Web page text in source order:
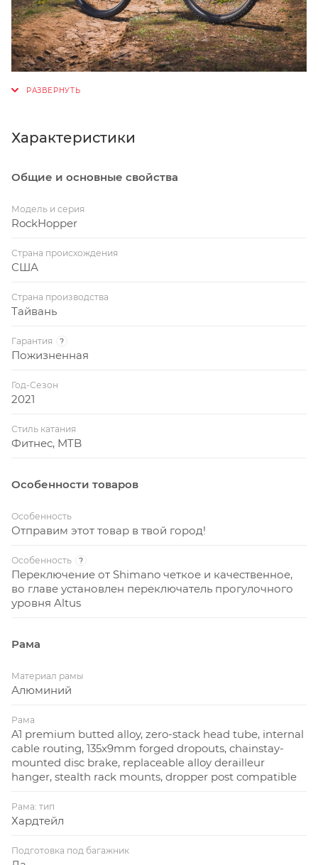
Характеристики
Общие и основные свойства
Модель и серия
RockHopper
Страна происхождения
США
Страна производства
Тайвань
Гарантия ?
Пожизненная
Год-Сезон
2021
Стиль катания
Фитнес, MTB
Особенности товаров
Особенность
Отправим этот товар в твой город!
Особенность ?
Переключение от Shimano четкое и качественное,
во главе установлен переключатель прогулочного
уровня Altus
Рама
Материал рамы
Алюминий
Рама
A1 premium butted alloy, zero-stack head tube, internal
cable routing, 135x9mm forged dropouts, chainstay-
mounted disc brake, replaceable alloy derailleur
hanger, stealth rack mounts, dropper post compatible
Рама: тип
Хардтейл
Подготовка под багажник